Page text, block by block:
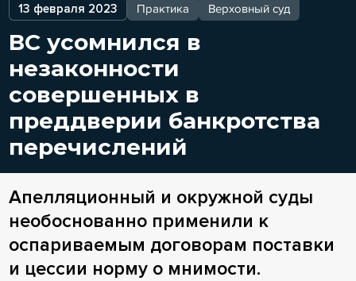
13 февраля 2023 Практика Верховный суд
ВС усомнился в
незаконности
совершенных в
преддверии банкротства
перечислений
Апелляционный и окружной суды
необоснованно применили к
оспариваемым договорам поставки
и цессии норму о мнимости.